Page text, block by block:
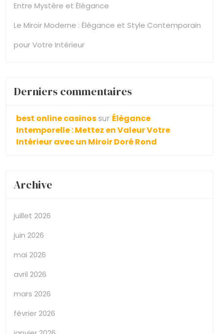
Entre Mystère et Élégance
Le Miroir Moderne : Élégance et Style Contemporain
pour Votre Intérieur
Derniers commentaires
best online casinossur Élégance
Intemporelle : Mettez en Valeur Votre
Intérieur avec un Miroir Doré Rond
Archive
juillet 2026
juin 2026
mai 2026
avril 2026
mars 2026
février 2026